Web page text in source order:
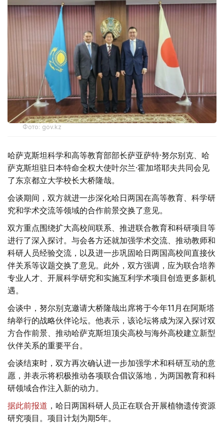
Фото: gov.kz
哈萨克斯坦科学和高等教育部部长萨亚萨特·努尔别克、哈
萨克斯坦驻日本特命全权大使叶尔兰·霍加塔耶夫共同会见
了东京都立大学校长大桥隆哉。
会谈期间，双方就进一步深化哈日两国在高等教育、科学研
究和学术交流等领域的合作前景交换了意见。
双方重点围绕扩大高校间联系、推进联合教育和科研项目等
进行了深入探讨。与会各方还就加强学术交流、推动教师和
科研人员经验交流，以及进一步巩固哈日两国高校间直接伙
伴关系等议题交换了意见。此外，双方强调，应为联合培养
专业人才、开展科学研究和实施互利学术项目创造更多新机
遇。
会谈中，努尔别克邀请大桥隆哉出席将于今年11月在阿斯塔
纳举行的战略伙伴论坛。他表示，该论坛将成为深入探讨双
方合作前景、推动哈萨克斯坦顶尖高校与海外高校建立新型
伙伴关系的重要平台。
会谈结束时，双方再次确认进一步加强学术和科研互动的意
愿，并表示将积极推动各项联合倡议落地，为两国教育和科
研领域合作注入新的动力。
据此前报道 ，哈日两国科研人员正在联合开展植物遗传资源
研究项目。项目计划为期5年。